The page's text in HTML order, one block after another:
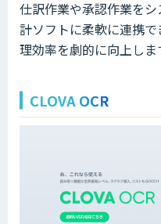
仕訳作業や承認作業を
計ソフトに柔軟に連携
理効率を劇的に向上しま
CLOVA OCR